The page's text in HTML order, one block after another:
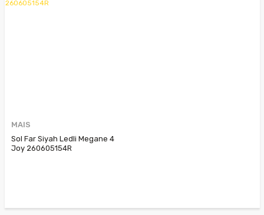
MAIS
Sol Far Siyah Ledli Megane 4
Joy 260605154R